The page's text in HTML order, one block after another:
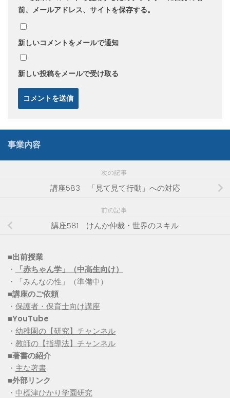
前、メールアドレス、サイトを保存する。
新しいコメントをメールで通知
新しい投稿をメールで受け取る
事業内容
次の記事
講座583 「見て見て行動」への対応
前の記事
講座581 けんか仲裁・世界のスキル
■出前授業
・
「赤ちゃん学」（中高生向け）
・「みんなの性」（準備中）
■講座のご依頼
・ 保護者・保育士向け講座
■YouTube
・ 幼稚園の【研究】チャンネル
・ 教師の【指導法】チャンネル
■著書の紹介
・ 主な著書
■外部リンク
・ 中標津ひかり学園研究